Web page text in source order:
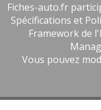
Fiches-auto.fr
Spécifications et
Framework de
Vous pouvez